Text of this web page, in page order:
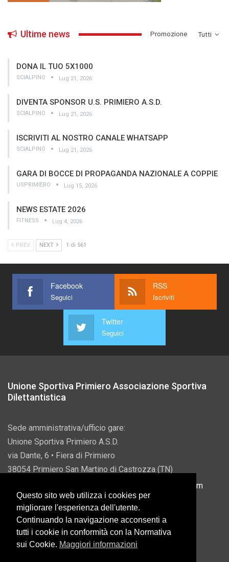
Tutti
Ultime news ­Promozione
DONA IL TUO 5X1000
SCIALPINO Lug 21, 2026
DIVENTA SPONSOR U.S. PRIMIERO A.S.D.
SCIALPINO Lug 21, 2026
ISCRIVITI AL NOSTRO CANALE WHATSAPP
SCIALPINO Lug 21, 2026
GARA DI BOCCE DI PROPAGANDA NAZIONALE A COPPIE
USPRIMIERO Lug 15, 2026
NEWS ESTATE 2026
FITNESS Lug 4, 2026
PREV NEXT 1 di 561
Facebook
Seguici
RSS
Iscriviti
Twitter
Seguici
Unione Sportiva Primiero Associazione Sportiva
Dilettantistica
Sede amministrativa/ufficio gare:
Unione Sportiva Primiero A.S.D.
via Dante, 6 • Fiera di Primiero
38054 Primiero San Martino di Castrozza (TN)
info@usprimiero.com
Vantaggi da Pubblica Amministrazione
Questo sito web utilizza i cookies per
migliorare l'esperienza dell'utente.
Continuando la navigazione acconsenti a
tutti i cookie in conformità con la Normativa
sui Cookie. Maggiori informazioni